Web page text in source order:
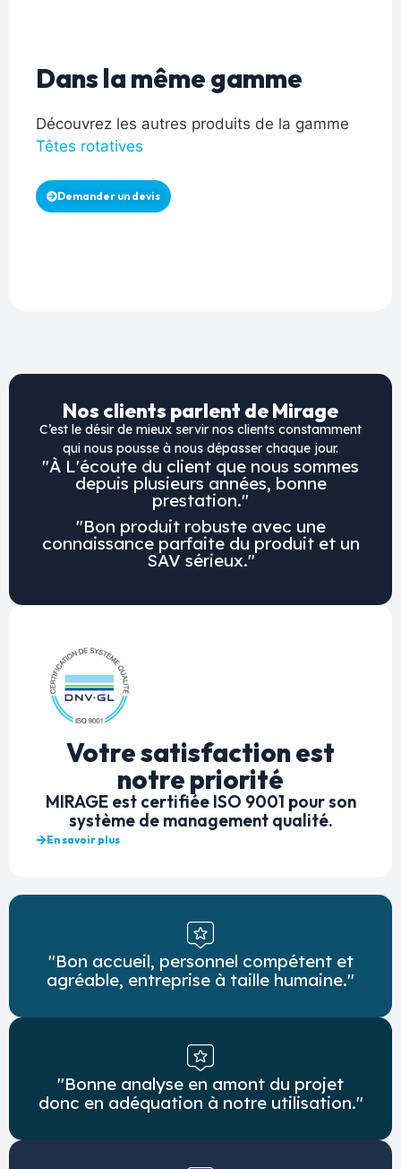
Dans la même gamme
Découvrez les autres produits de la gamme
Têtes rotatives
Demander un devis
Nos clients parlent de Mirage
C’est le désir de mieux servir nos clients constamment
qui nous pousse à nous dépasser chaque jour.
"À L'écoute du client que nous sommes
depuis plusieurs années, bonne
prestation."
"Bon produit robuste avec une
connaissance parfaite du produit et un
SAV sérieux."
Votre satisfaction est
notre priorité
MIRAGE est certifiée ISO 9001 pour son
système de management qualité.
En savoir plus
"Bon accueil, personnel compétent et
agréable, entreprise à taille humaine."
"Bonne analyse en amont du projet
donc en adéquation à notre utilisation."